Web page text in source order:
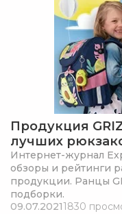
Продукция
лучших
Интернет-журнал
обзоры и рейтинги
продукции. Ранцы
подборки.
09.07.20211830